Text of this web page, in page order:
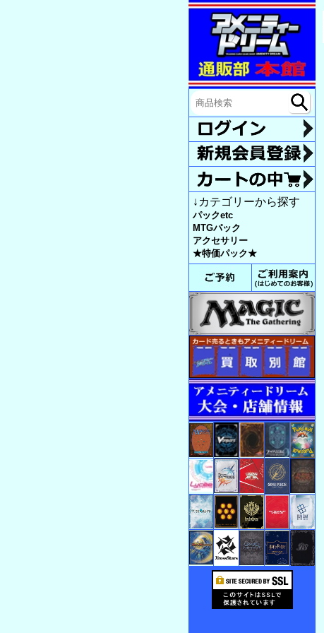
↓カテゴリーから探す
パックetc
MTGパック
アクセサリー
★特価パック★